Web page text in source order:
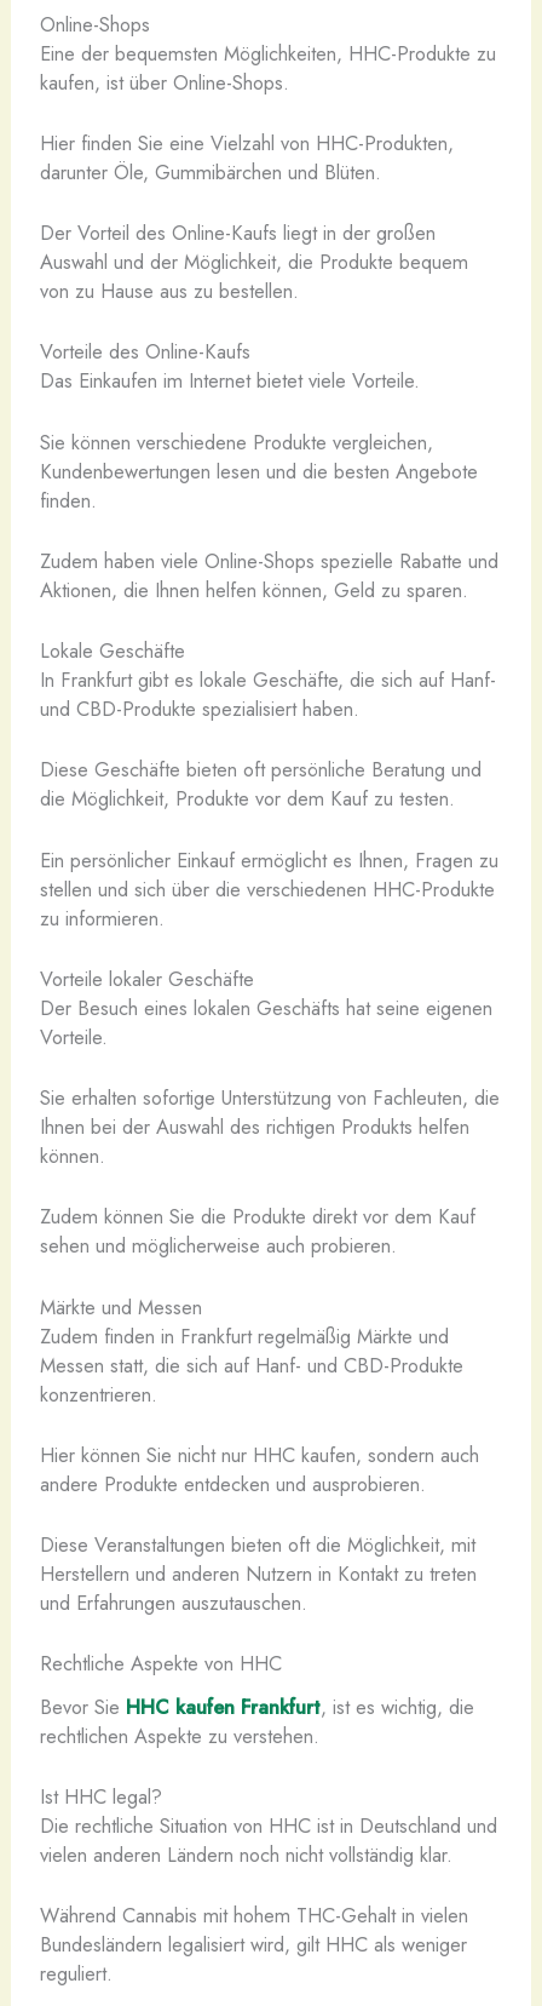
Online-Shops
Eine der bequemsten Möglichkeiten, HHC-Produkte zu
kaufen, ist über Online-Shops.
Hier finden Sie eine Vielzahl von HHC-Produkten,
darunter Öle, Gummibärchen und Blüten.
Der Vorteil des Online-Kaufs liegt in der großen
Auswahl und der Möglichkeit, die Produkte bequem
von zu Hause aus zu bestellen.
Vorteile des Online-Kaufs
Das Einkaufen im Internet bietet viele Vorteile.
Sie können verschiedene Produkte vergleichen,
Kundenbewertungen lesen und die besten Angebote
finden.
Zudem haben viele Online-Shops spezielle Rabatte und
Aktionen, die Ihnen helfen können, Geld zu sparen.
Lokale Geschäfte
In Frankfurt gibt es lokale Geschäfte, die sich auf Hanf-
und CBD-Produkte spezialisiert haben.
Diese Geschäfte bieten oft persönliche Beratung und
die Möglichkeit, Produkte vor dem Kauf zu testen.
Ein persönlicher Einkauf ermöglicht es Ihnen, Fragen zu
stellen und sich über die verschiedenen HHC-Produkte
zu informieren.
Vorteile lokaler Geschäfte
Der Besuch eines lokalen Geschäfts hat seine eigenen
Vorteile.
Sie erhalten sofortige Unterstützung von Fachleuten, die
Ihnen bei der Auswahl des richtigen Produkts helfen
können.
Zudem können Sie die Produkte direkt vor dem Kauf
sehen und möglicherweise auch probieren.
Märkte und Messen
Zudem finden in Frankfurt regelmäßig Märkte und
Messen statt, die sich auf Hanf- und CBD-Produkte
konzentrieren.
Hier können Sie nicht nur HHC kaufen, sondern auch
andere Produkte entdecken und ausprobieren.
Diese Veranstaltungen bieten oft die Möglichkeit, mit
Herstellern und anderen Nutzern in Kontakt zu treten
und Erfahrungen auszutauschen.
Rechtliche Aspekte von HHC
Bevor Sie HHC kaufen Frankfurt, ist es wichtig, die
rechtlichen Aspekte zu verstehen.
Ist HHC legal?
Die rechtliche Situation von HHC ist in Deutschland und
vielen anderen Ländern noch nicht vollständig klar.
Während Cannabis mit hohem THC-Gehalt in vielen
Bundesländern legalisiert wird, gilt HHC als weniger
reguliert.